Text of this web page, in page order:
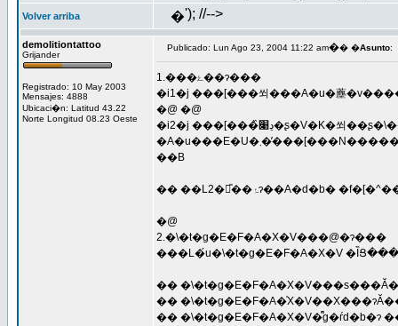
Volver arriba �'); //-->
demolitiontattoo
Grijander
Registrado: 10 May 2003
Mensajes: 4888
Ubicaci�n: Latitud 43.22
Norte Longitud 08.23 Oeste
Publicado: Lun Ago 23, 2004 11:22 am�� �Asunto:
1.���ۓ��ɂ���
�i1�j ���[���쐬���A�u�薼
�@ �@
�i2�j ���[���̏ڍ׉�ʂ�V�K�쐬��ʂ�\����������ɁA�߂�L�[������d���L�[�Z�����ŕ\�����I�������铮����J��Ԃ����ꍇ
�A�u���E�U�܂��̓��[���N�����Ɂu�������s���ł��B�u���E�U�i���[���j���I�����܂��v���\������A�A�v���P�[�V�������N���ł��Ȃ����Ƃ��
��B
�@
2.�\�t�g�E�F�A�X�V���@�ɂ���
���L�́u�\�t�g�E�F�A�X�V
�� �\�t�g�E�F�A�X�V�͌g�ѓd�b�ɂ